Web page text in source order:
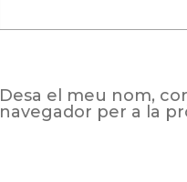
Desa el meu nom,
navegador per a la